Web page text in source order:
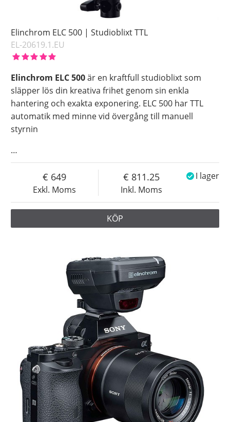
Elinchrom ELC 500 | Studioblixt TTL
EL-20619.1.EU
Elinchrom ELC 500är en kraftfull studioblixt som
släpper lös din kreativa frihet genom sin enkla
hantering och exakta exponering. ELC 500 har TTL
automatik med minne vid övergång till manuell
styrnin
…
Exkl. Moms
649
Inkl. Moms
811.25 I lager
KÖP